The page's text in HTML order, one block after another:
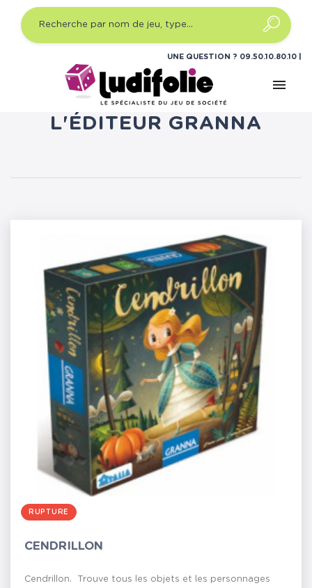
UNE QUESTION ? 09.50.10.80.10
menu
LISTE DES PRODUITS DE
L'ÉDITEUR GRANNA
RUPTURE
CENDRILLON
Cendrillon. Trouve tous les objets et les personnages